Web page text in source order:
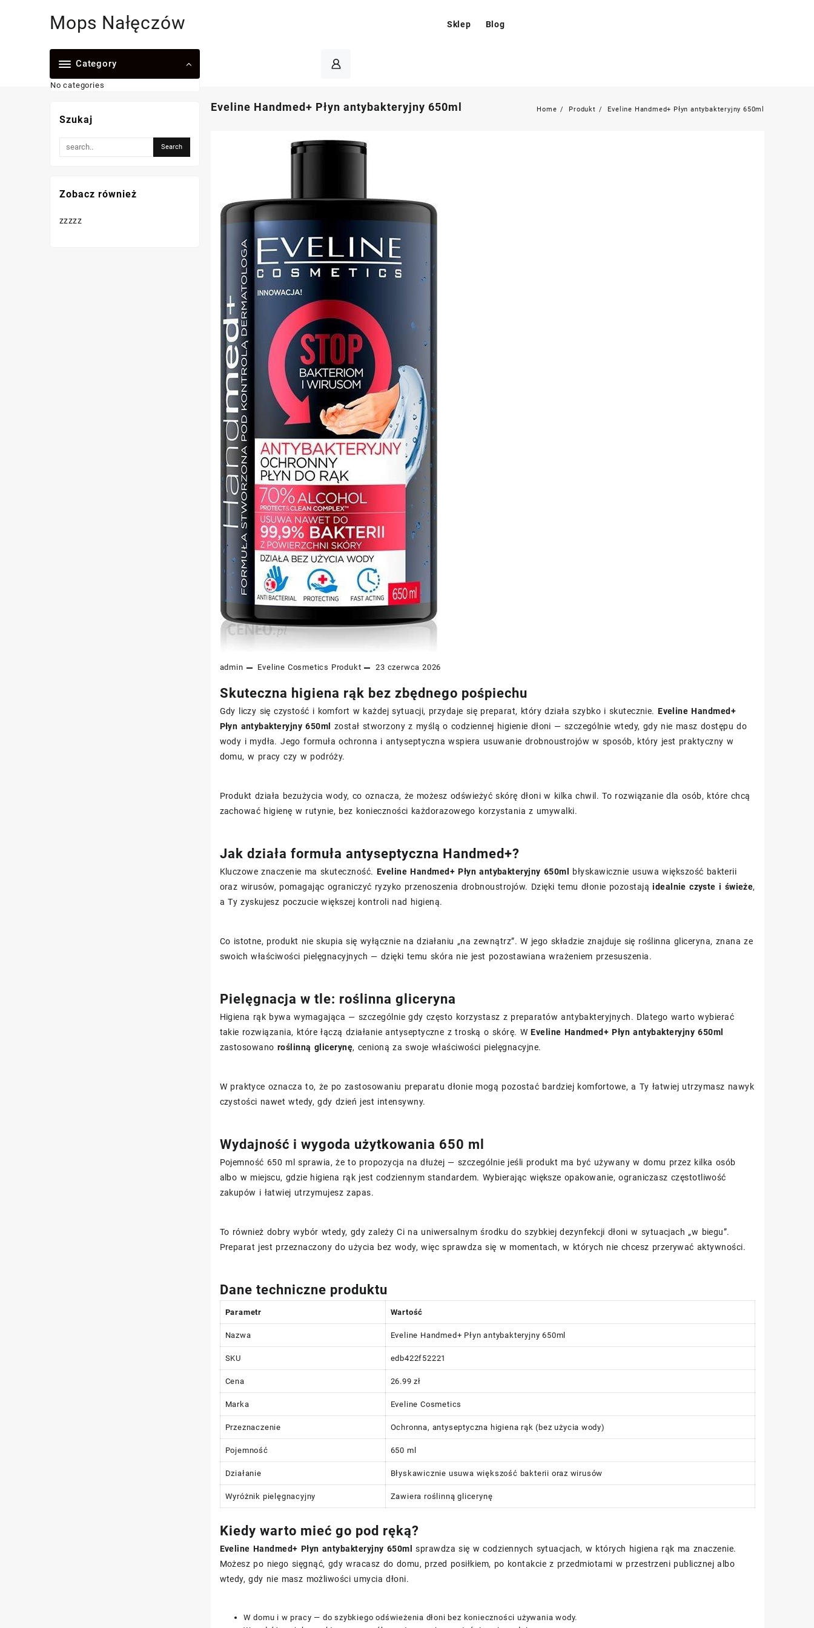
Mops Nałęczów Sklep Blog
Category
No categories
Eveline Handmed+ Płyn antybakteryjny 650ml Home Produkt Eveline Handmed+ Płyn antybakteryjny 650ml
admin Eveline Cosmetics Produkt 23 czerwca 2026
Skuteczna higiena rąk bez zbędnego pośpiechu
Gdy liczy się czystość i komfort w każdej sytuacji, przydaje się preparat, który działa szybko i skutecznie.Eveline Handmed+
Płyn antybakteryjny 650ml
został stworzony z myślą o codziennej higienie dłoni — szczególnie wtedy, gdy nie masz dostępu do
wody i mydła. Jego formuła ochronna i antyseptyczna wspiera usuwanie drobnoustrojów w sposób, który jest praktyczny w
domu, w pracy czy w podróży.
Produkt działa bezużycia wody, co oznacza, że możesz odświeżyć skórę dłoni w kilka chwil. To rozwiązanie dla osób, które chcą
zachować higienę w rutynie, bez konieczności każdorazowego korzystania z umywalki.
Jak działa formuła antyseptyczna Handmed+?
Kluczowe znaczenie ma skuteczność. Eveline Handmed+ Płyn antybakteryjny 650ml
błyskawicznie usuwa większość bakterii
oraz wirusów, pomagając ograniczyć ryzyko przenoszenia drobnoustrojów. Dzięki temu dłonie pozostająidealnie czyste i świeże,
a Ty zyskujesz poczucie większej kontroli nad higieną.
Co istotne, produkt nie skupia się wyłącznie na działaniu „na zewnątrz”. W jego składzie znajduje się roślinna gliceryna, znana ze
swoich właściwości pielęgnacyjnych — dzięki temu skóra nie jest pozostawiana wrażeniem przesuszenia.
Pielęgnacja w tle: roślinna gliceryna
Higiena rąk bywa wymagająca — szczególnie gdy często korzystasz z preparatów antybakteryjnych. Dlatego warto wybierać
takie rozwiązania, które łączą działanie antyseptyczne z troską o skórę. WEveline Handmed+ Płyn antybakteryjny 650ml
zastosowano roślinną glicerynę, cenioną za swoje właściwości pielęgnacyjne.
W praktyce oznacza to, że po zastosowaniu preparatu dłonie mogą pozostać bardziej komfortowe, a Ty łatwiej utrzymasz nawyk
czystości nawet wtedy, gdy dzień jest intensywny.
Wydajność i wygoda użytkowania 650 ml
Pojemność 650 ml sprawia, że to propozycja na dłużej — szczególnie jeśli produkt ma być używany w domu przez kilka osób
albo w miejscu, gdzie higiena rąk jest codziennym standardem. Wybierając większe opakowanie, ograniczasz częstotliwość
zakupów i łatwiej utrzymujesz zapas.
To również dobry wybór wtedy, gdy zależy Ci na uniwersalnym środku do szybkiej dezynfekcji dłoni w sytuacjach „w biegu”.
Preparat jest przeznaczony do użycia bez wody, więc sprawdza się w momentach, w których nie chcesz przerywać aktywności.
Dane techniczne produktu
Parametr Wartość
Nazwa Eveline Handmed+ Płyn antybakteryjny 650ml
SKU edb422f52221
Cena 26.99 zł
Marka Eveline Cosmetics
Przeznaczenie Ochronna, antyseptyczna higiena rąk (bez użycia wody)
Pojemność 650 ml
Działanie Błyskawicznie usuwa większość bakterii oraz wirusów
Wyróżnik pielęgnacyjny Zawiera roślinną glicerynę
Kiedy warto mieć go pod ręką?
Eveline Handmed+ Płyn antybakteryjny 650ml sprawdza się w codziennych sytuacjach, w których higiena rąk ma znaczenie.
Możesz po niego sięgnąć, gdy wracasz do domu, przed posiłkiem, po kontakcie z przedmiotami w przestrzeni publicznej albo
wtedy, gdy nie masz możliwości umycia dłoni.
W domu i w pracy — do szybkiego odświeżenia dłoni bez konieczności używania wody.
Szukaj
Zobacz również
zzzzz